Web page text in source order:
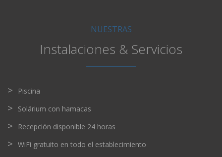
NUESTRAS
Instalaciones & Servicios
Piscina
Solárium con hamacas
Recepción disponible 24 horas
WiFi gratuito en todo el establecimiento